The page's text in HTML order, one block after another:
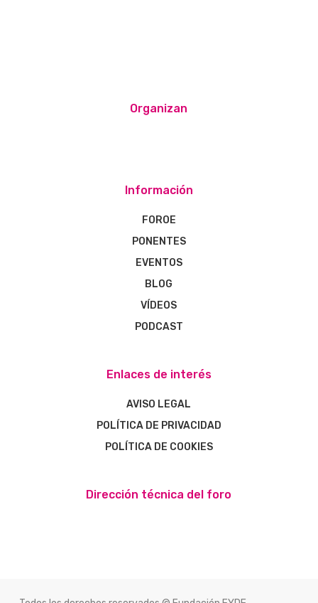
Organizan
Información
FOROE
PONENTES
EVENTOS
BLOG
VÍDEOS
PODCAST
Enlaces de interés
AVISO LEGAL
POLÍTICA DE PRIVACIDAD
POLÍTICA DE COOKIES
Dirección técnica del foro